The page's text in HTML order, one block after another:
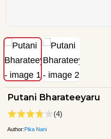
Putani Bharateeyaru
(4)
Author:Pika Nani